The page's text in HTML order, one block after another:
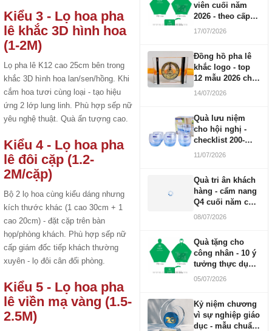
Kiểu 3 - Lọ hoa pha
lê khắc 3D hình hoa
(1-2M)
Lọ pha lê K12 cao 25cm bên trong
khắc 3D hình hoa lan/sen/hồng. Khi
cắm hoa tươi cùng loại - tạo hiệu
ứng 2 lớp lung linh. Phù hợp sếp nữ
yêu nghệ thuật. Quà ấn tượng cao.
Kiểu 4 - Lọ hoa pha
lê đôi cặp (1.2-
2M/cặp)
Bộ 2 lọ hoa cùng kiểu dáng nhưng
kích thước khác (1 cao 30cm + 1
cao 20cm) - đặt cặp trên bàn
họp/phòng khách. Phù hợp sếp nữ
cấp giám đốc tiếp khách thường
xuyên - lọ đôi cân đối phòng.
Kiểu 5 - Lọ hoa pha
lê viền mạ vàng (1.5-
2.5M)
viên cuối năm
2026 - theo cấp
bậc CBNV
17/07/2026
Đồng hồ pha lê
khắc logo - top
12 mẫu 2026 cho
doanh nghiệp
14/07/2026
Quà lưu niệm
cho hội nghị -
checklist 200-
1000 người
11/07/2026
Quà tri ân khách
hàng - cẩm nang
Q4 cuối năm cho
doanh nghiệp
08/07/2026
Quà tặng cho
công nhân - 10 ý
tưởng thực dụng
ngân sách 100-
05/07/2026
Kỷ niệm chương
vì sự nghiệp giáo
dục - mẫu chuẩn